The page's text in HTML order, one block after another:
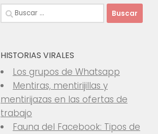
Buscar:
HISTORIAS VIRALES
Los grupos de Whatsapp
Mentiras, mentirijillas y
mentirijazas en las ofertas de
trabajo
Fauna del Facebook: Tipos de